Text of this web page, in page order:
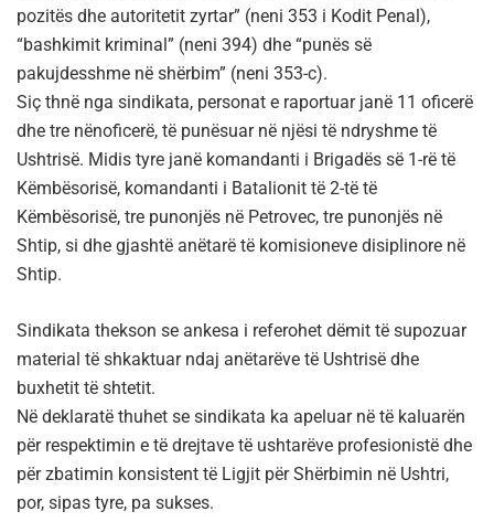
pozitës dhe autoritetit zyrtar” (neni 353 i Kodit Penal),
“bashkimit kriminal” (neni 394) dhe “punës së
pakujdesshme në shërbim” (neni 353-c).
Siç thnë nga sindikata, personat e raportuar janë 11 oficerë
dhe tre nënoficerë, të punësuar në njësi të ndryshme të
Ushtrisë. Midis tyre janë komandanti i Brigadës së 1-rë të
Këmbësorisë, komandanti i Batalionit të 2-të të
Këmbësorisë, tre punonjës në Petrovec, tre punonjës në
Shtip, si dhe gjashtë anëtarë të komisioneve disiplinore në
Shtip.
Sindikata thekson se ankesa i referohet dëmit të supozuar
material të shkaktuar ndaj anëtarëve të Ushtrisë dhe
buxhetit të shtetit.
Në deklaratë thuhet se sindikata ka apeluar në të kaluarën
për respektimin e të drejtave të ushtarëve profesionistë dhe
për zbatimin konsistent të Ligjit për Shërbimin në Ushtri,
por, sipas tyre, pa sukses.